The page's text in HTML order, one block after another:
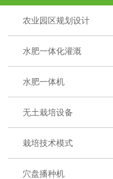
农业园区规划设计
水肥一体化灌溉
水肥一体机
无土栽培设备
栽培技术模式
穴盘播种机